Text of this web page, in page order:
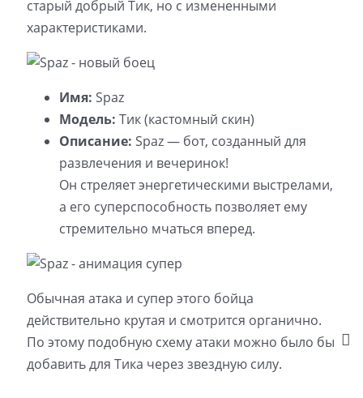
старый добрый Тик, но с измененными
характеристиками.
Имя: Spaz
Модель: Тик (кастомный скин)
Описание: Spaz — бот, созданный для
развлечения и вечеринок!
Он стреляет энергетическими выстрелами,
а его суперспособность позволяет ему
стремительно мчаться вперед.
Обычная атака и супер этого бойца
действительно крутая и смотрится органично.
По этому подобную схему атаки можно было бы
добавить для Тика через звездную силу.